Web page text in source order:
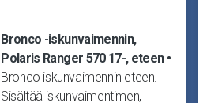
Bronco -iskunvaimennin,
Polaris Ranger 570 17-, eteen
Bronco iskunvaimennin eteen.
Sisältää iskunvaimentimen,